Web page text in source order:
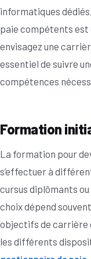
informatiques
paie compétents est
envisagez une
essentiel de suivre
compétences
Formation
La formation pour
s’effectuer à
cursus diplômants
choix dépend
objectifs de carrière
les différents